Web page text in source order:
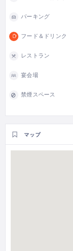
パーキング
フード＆ドリンク
レストラン
宴会場
禁煙スペース
マップ